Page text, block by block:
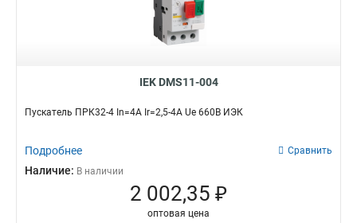
IEK DMS11-004
Пускатель ПРК32-4 In=4A Ir=2,5-4A Ue 660В ИЭК
Подробнее Сравнить
Наличие: В наличии
2 002,35 ₽
оптовая цена